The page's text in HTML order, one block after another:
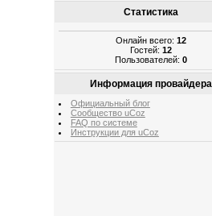
Статистика
Онлайн всего:12
Гостей:12
Пользователей:0
Информация провайдера
Официальный блог
Сообщество uCoz
FAQ по системе
Инструкции для uCoz